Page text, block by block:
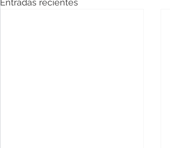
Entradas recientes